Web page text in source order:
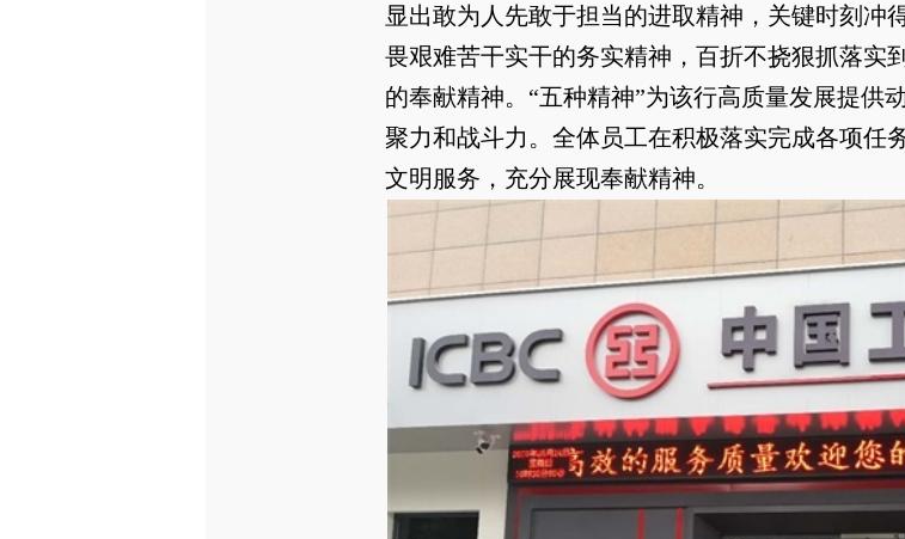
显出敢为人先敢于担当的进取精神，关键时刻冲
畏艰难苦干实干的务实精神，百折不挠狠抓落实
的奉献精神。“五种精神”为该行高质量发展提供
聚力和战斗力。全体员工在积极落实完成各项任
文明服务，充分展现奉献精神。